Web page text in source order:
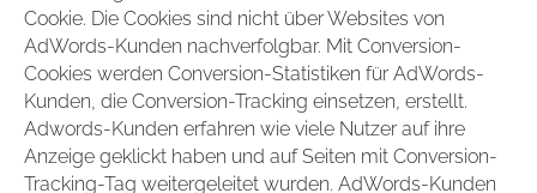
Cookie. Die Cookies sind nicht über Websites von
AdWords-Kunden nachverfolgbar. Mit Conversion-
Cookies werden Conversion-Statistiken für AdWords-
Kunden, die Conversion-Tracking einsetzen, erstellt.
Adwords-Kunden erfahren wie viele Nutzer auf ihre
Anzeige geklickt haben und auf Seiten mit Conversion-
Tracking-Tag weitergeleitet wurden. AdWords-Kunden